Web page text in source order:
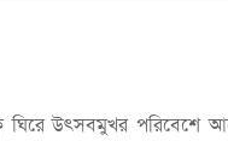
উৎসবমুখর পরিবেশে